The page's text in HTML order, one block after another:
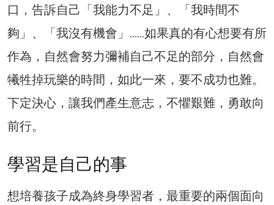
口，告訴自己「我能力不足」、「我時間不
夠」、「我沒有機會」……如果真的有心想要有所
作為，自然會努力彌補自己不足的部分，自然會
犧牲掉玩樂的時間，如此一來，要不成功也難。
下定決心，讓我們產生意志，不懼艱難，勇敢向
前行。
學習是自己的事
想培養孩子成為終身學習者，最重要的兩個面向